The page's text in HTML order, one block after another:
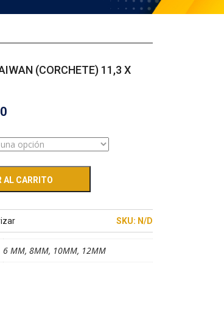
(CORCHETE) 11,3 X
AL CARRITO
SKU: N/D
6 MM, 8MM, 10MM, 12MM